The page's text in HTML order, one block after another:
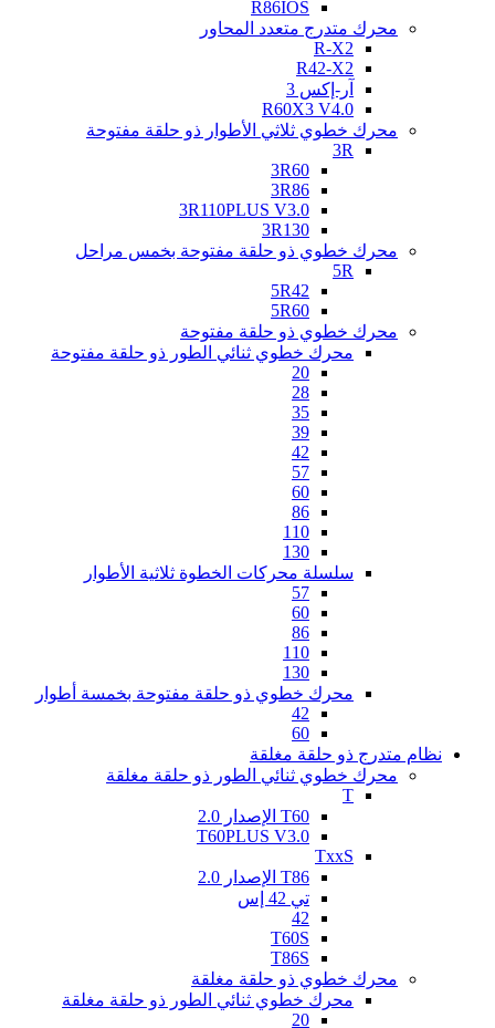
R86IOS
محرك متدرج متعدد المحاور
R-X2
R42-X2
آر-إكس 3
R60X3 V4.0
محرك خطوي ثلاثي الأطوار ذو حلقة مفتوحة
3R
3R60
3R86
3R110PLUS V3.0
3R130
محرك خطوي ذو حلقة مفتوحة بخمس مراحل
5R
5R42
5R60
محرك خطوي ذو حلقة مفتوحة
محرك خطوي ثنائي الطور ذو حلقة مفتوحة
20
28
35
39
42
57
60
86
110
130
سلسلة محركات الخطوة ثلاثية الأطوار
57
60
86
110
130
محرك خطوي ذو حلقة مفتوحة بخمسة أطوار
42
60
نظام متدرج ذو حلقة مغلقة
محرك خطوي ثنائي الطور ذو حلقة مغلقة
T
T60 الإصدار 2.0
T60PLUS V3.0
TxxS
T86 الإصدار 2.0
تي 42 إس
42
T60S
T86S
محرك خطوي ذو حلقة مغلقة
محرك خطوي ثنائي الطور ذو حلقة مغلقة
20